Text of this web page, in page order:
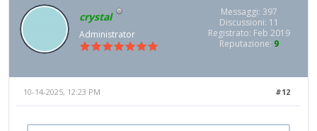
crystal
Administrator
Messaggi: 397
Discussioni: 11
Registrato: Feb 2019
Reputazione: 9
#12
10-14-2025, 12:23 PM